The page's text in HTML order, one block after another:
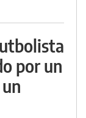
por un